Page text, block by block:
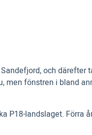
och därefter
men fönstren i bland
P18-landslaget. Förra